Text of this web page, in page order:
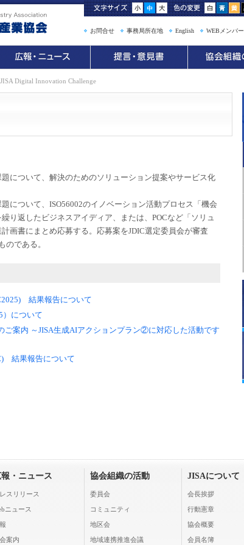
お問合せ 事務局所在地 English WEBメンバー
JISA Digital Innovation Challenge
について、解決のためのソリューション提案やサービス化
について、ISO56002のイノベーション活動プロセス「機会
り返したビジネスアイディア、または、POCなど「ソリュ
画書にまとめ応募する。応募案をJDIC選定委員会が審査
のである。
結果報告について
）について
ご案内 ～JISA生成AIアクションプラン②に対応した活動です
結果報告について
報・ニュース
スリリース
ニュース
案内
協会組織の活動
委員会
コミュニティ
地区会
地域連携推進会議
JISAについて
会長挨拶
行動憲章
協会概要
会員名簿